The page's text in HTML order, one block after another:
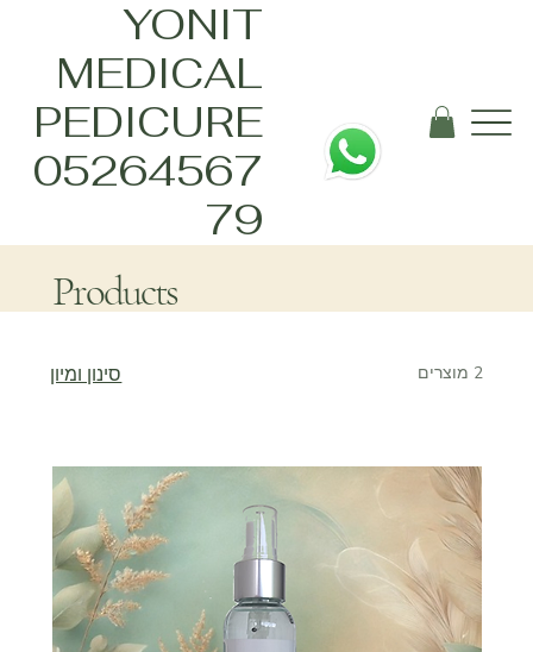
YONIT
MEDICAL
PEDICURE
05264567
79
Products
2 מוצרים סינון ומיון